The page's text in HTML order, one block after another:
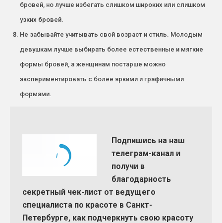
бровей, но лучше избегать слишком широких или слишком
узких бровей.
Не забывайте учитывать свой возраст и стиль. Молодым
девушкам лучше выбирать более естественные и мягкие
формы бровей, а женщинам постарше можно
экспериментировать с более яркими и графичными
формами.
Подпишись на наш
телеграм-канал и
получи в
благодарность
секретный чек-лист от ведущего
специалиста по красоте в Санкт-
Петербурге, как подчеркнуть свою красоту